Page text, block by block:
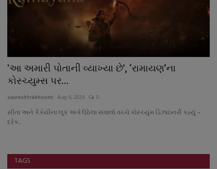
'આ અમારી પોતાની વ્યાખ્યા છે', ‘રામાયણ’ના
કોસ્ચ્યુમ્સ પર...
saurashtrabhoomi Aug 6, 2026 0
સીતા અને કૈકેયીના લૂક અંગે ઉઠેલા સવાલો વચ્ચે કોસ્ચ્યુમ ડિઝાઇનર્સે કહ્યું –
દરેક...
TAGS